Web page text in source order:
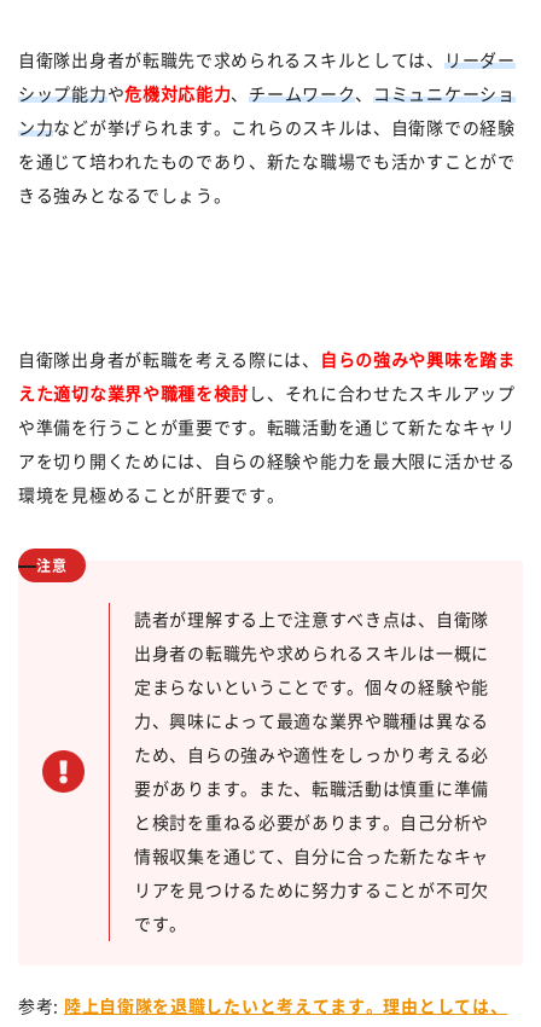
自衛隊出身者が転職先で求められるスキルとしては、 リーダー
シップ能力や危機対応能力、チームワーク、コミュニケーショ
ン力などが挙げられます。これらのスキルは、自衛隊での経験
を通じて培われたものであり、新たな職場でも活かすことがで
きる強みとなるでしょう。
自衛隊出身者が転職を考える際には、
自らの強みや興味を踏ま
えた適切な業界や職種を検討 し、それに合わせたスキルアップ
や準備を行うことが重要です。転職活動を通じて新たなキャリ
アを切り開くためには、自らの経験や能力を最大限に活かせる
環境を見極めることが肝要です。
注意
読者が理解する上で注意すべき点は、自衛隊
出身者の転職先や求められるスキルは一概に
定まらないということです。個々の経験や能
力、興味によって最適な業界や職種は異なる
ため、自らの強みや適性をしっかり考える必
要があります。また、転職活動は慎重に準備
と検討を重ねる必要があります。自己分析や
情報収集を通じて、自分に合った新たなキャ
リアを見つけるために努力することが不可欠
です。
参考: 陸上自衛隊を退職したいと考えてます。理由としては、